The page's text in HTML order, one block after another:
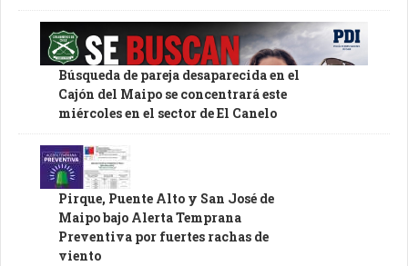
Búsqueda de pareja desaparecida en el
Cajón del Maipo se concentrará este
miércoles en el sector de El Canelo
Pirque, Puente Alto y San José de
Maipo bajo Alerta Temprana
Preventiva por fuertes rachas de
viento